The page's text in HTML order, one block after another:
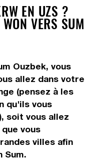
EN UZS ?
VERS SUM
Ouzbek, vous
allez dans votre
(pensez à les
qu'ils vous
soit vous allez
vous
villes afin
Sum.